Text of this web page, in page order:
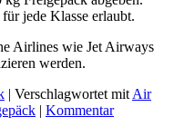
jede Klasse erlaubt.
Airlines wie Jet Airways
werden.
| Verschlagwortet mit Air
| Kommentar